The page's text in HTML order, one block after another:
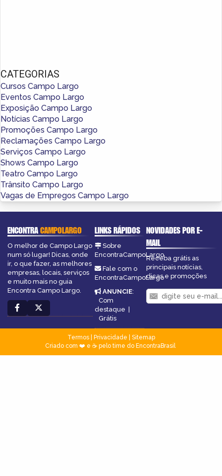
CATEGORIAS
Cursos Campo Largo
Eventos Campo Largo
Exposição Campo Largo
Notícias Campo Largo
Promoções Campo Largo
Reclamações Campo Largo
Serviços Campo Largo
Shows Campo Largo
Teatro Campo Largo
Trânsito Campo Largo
Vagas de Empregos Campo Largo
ENCONTRACAMPOLARGO
O melhor de Campo Largo
num só lugar! Dicas, onde
ir, o que fazer, as melhores
empresas, locais, serviços
e muito mais no guia
Encontra Campo Largo.
LINKS RÁPIDOS
Sobre
EncontraCampoLargo
Fale com o
EncontraCampoLargo
ANUNCIE:
Com
destaque
Grátis
NOVIDADES POR E-
MAIL
Receba grátis as
principais notícias,
dicas e promoções
Termos| Privacidade
Sitemap
Criado com ❤️ e ☕ pelo time do EncontraBrasil